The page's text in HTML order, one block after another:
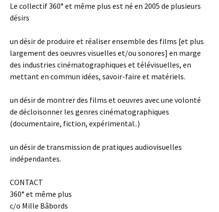
Le collectif 360° et même plus est né en 2005 de plusieurs
désirs
un désir de produire et réaliser ensemble des films [et plus
largement des oeuvres visuelles et/ou sonores] en marge
des industries cinématographiques et télévisuelles, en
mettant en commun idées, savoir-faire et matériels.
un désir de montrer des films et oeuvres avec une volonté
de décloisonner les genres cinématographiques
(documentaire, fiction, expérimental..)
un désir de transmission de pratiques audiovisuelles
indépendantes.
CONTACT
360° et même plus
c/o Mille Bâbords